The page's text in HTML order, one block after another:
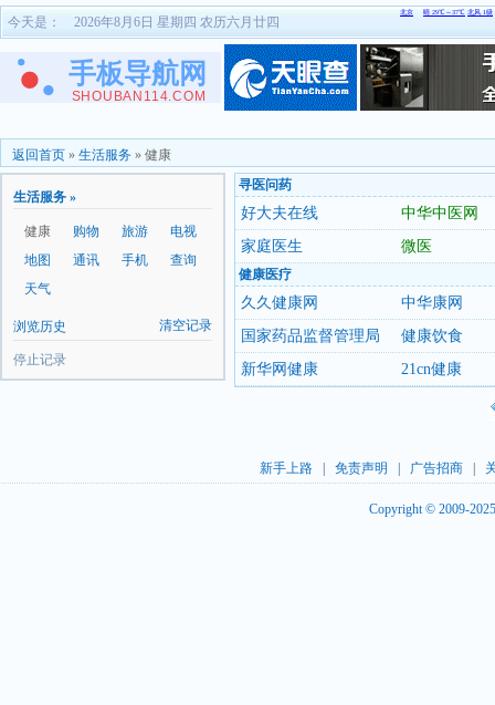
今天是： 2026年8月6日 星期四 农历六月廿四
返回首页 » 生活服务 » 健康
生活服务 »
健康 购物 旅游
电视
地图
通讯 手机
查询
天气
浏览历史 清空记录
停止记录
寻医问药
好大夫在线
中华中医网
家庭医生
微医
健康医疗
久久健康网
中华康网
国家药品监督管理局
健康饮食
新华网健康
21cn健康
新手上路| 免责声明 广告招商|
Copyright © 2009-